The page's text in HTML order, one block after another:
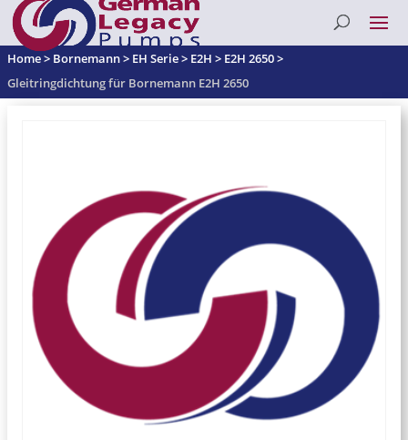
Home> Bornemann> EH Serie> E2H > E2H 2650>
Gleitringdichtung für Bornemann E2H 2650